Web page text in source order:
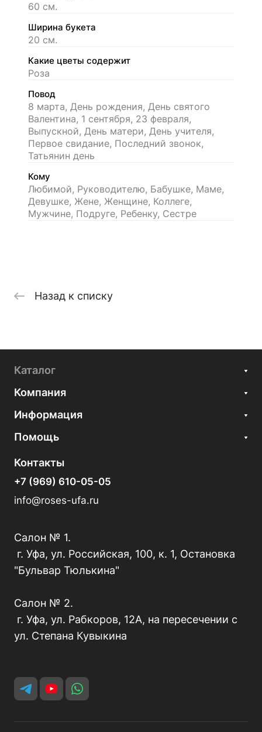
60 см.
Ширина букета
20 см.
Какие цветы содержит
Роза
Повод
8 марта, День рождения, День святого
Валентина, 1 сентября, 23 февраля,
Выпускной, День матери, День учителя,
Первое свидание, Последний звонок,
Татьянин день
Кому
Любимой, Руководителю, Бабушке, Маме,
Девушке, Жене, Женщине, Коллеге,
Мужчине, Подруге, Ребенку, Сестре
Назад к списку
Каталог
Компания
Информация
Помощь
Контакты
+7 (969) 610-05-05
info@roses-ufa.ru
Салон № 1.
г. Уфа, ул. Российская, 100, к. 1, Остановка
"Бульвар Тюлькина"
Салон № 2.
г. Уфа, ул. Рабкоров, 12А, на пересечении с
ул. Степана Кувыкина